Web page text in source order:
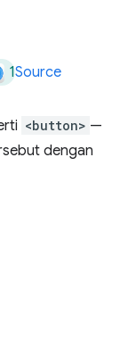
1Source
<button> —
dengan